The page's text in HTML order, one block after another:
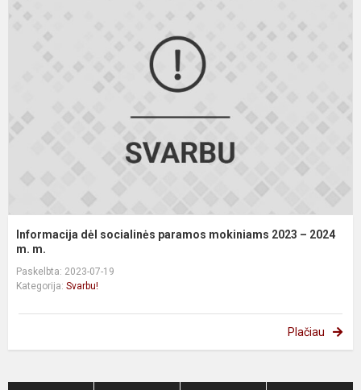
Informacija dėl socialinės paramos mokiniams 2023 – 2024
m. m.
Paskelbta: 2023-07-19
Kategorija: Svarbu!
Plačiau